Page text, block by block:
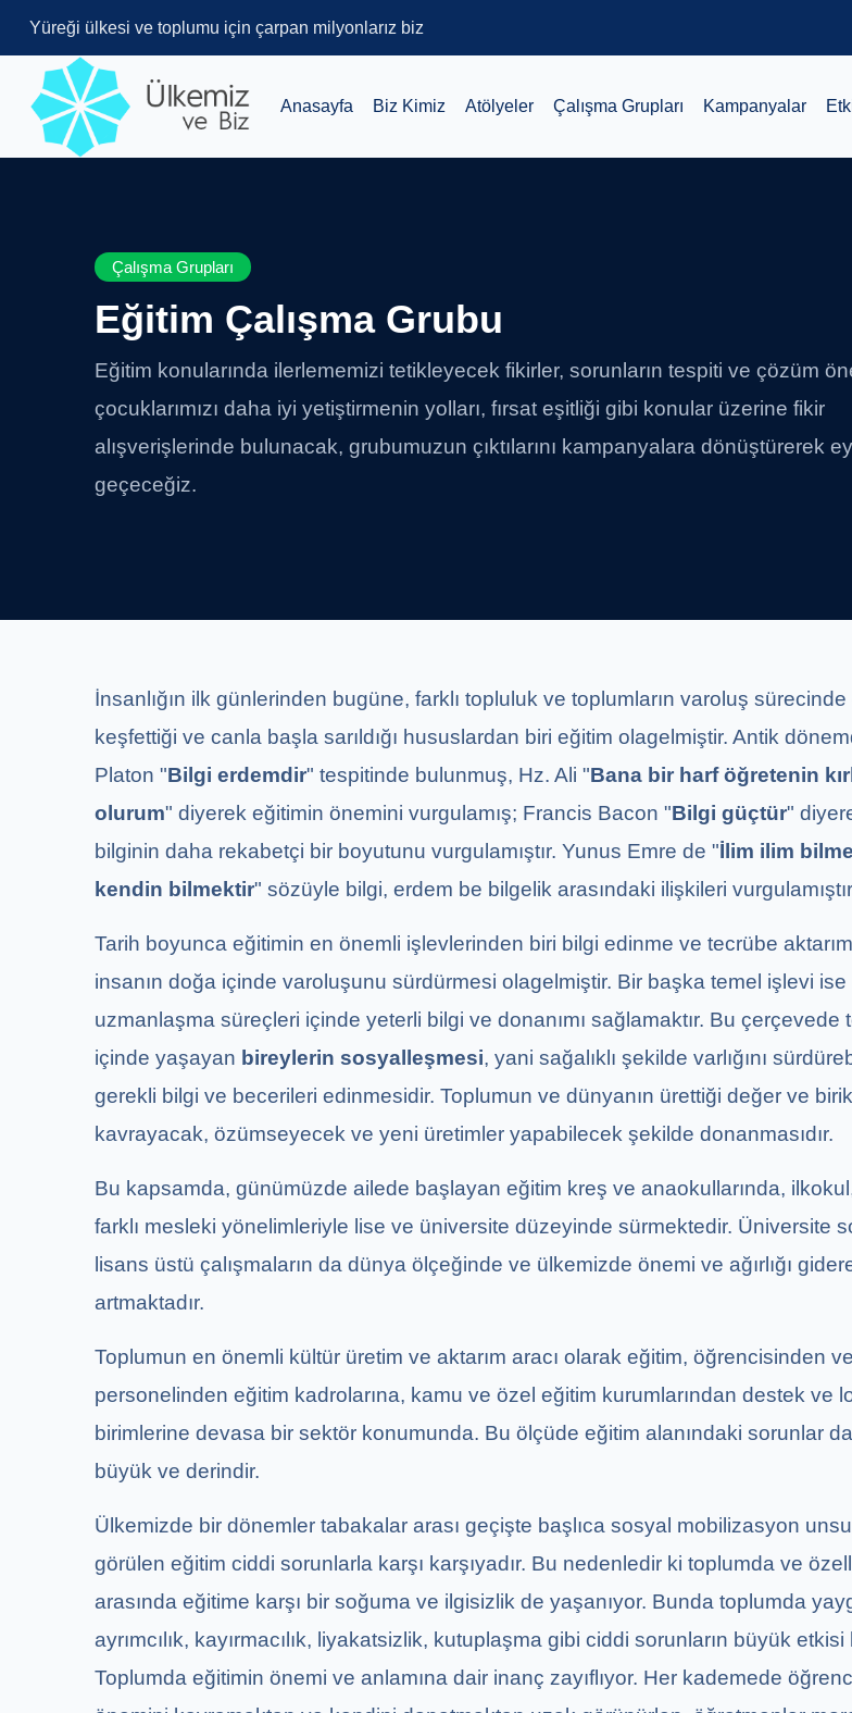
Yüreği ülkesi ve toplumu için çarpan milyonlarız biz
Anasayfa Biz Kimiz Atölyeler Çalışma Grupları Kampanyalar
Çalışma Grupları
Eğitim Çalışma Grubu
Eğitim konularında ilerlememizi tetikleyecek fikirler, sorunların tespiti ve çözüm
çocuklarımızı daha iyi yetiştirmenin yolları, fırsat eşitliği gibi konular üzerine fikir
alışverişlerinde bulunacak, grubumuzun çıktılarını kampanyalara dönüştürerek
geçeceğiz.
İnsanlığın ilk günlerinden bugüne, farklı topluluk ve toplumların varoluş
keşfettiği ve canla başla sarıldığı hususlardan biri eğitim olagelmiştir. Antik
Platon "Bilgi erdemdir" tespitinde bulunmuş, Hz. Ali "Bana bir harf öğretenin
olurum" diyerek eğitimin önemini vurgulamış; Francis Bacon "Bilgi güçtür"
bilginin daha rekabetçi bir boyutunu vurgulamıştır. Yunus Emre de "İlim ilim
kendin bilmektir" sözüyle bilgi, erdem be bilgelik arasındaki ilişkileri
Tarih boyunca eğitimin en önemli işlevlerinden biri bilgi edinme ve tecrübe
insanın doğa içinde varoluşunu sürdürmesi olagelmiştir. Bir başka temel işlevi ise
uzmanlaşma süreçleri içinde yeterli bilgi ve donanımı sağlamaktır. Bu çerçevede
içinde yaşayan bireylerin sosyalleşmesi, yani sağalıklı şekilde varlığını
gerekli bilgi ve becerileri edinmesidir. Toplumun ve dünyanın ürettiği değer ve
kavrayacak, özümseyecek ve yeni üretimler yapabilecek şekilde donanmasıdır.
Bu kapsamda, günümüzde ailede başlayan eğitim kreş ve anaokullarında,
farklı mesleki yönelimleriyle lise ve üniversite düzeyinde sürmektedir. Üniversite
lisans üstü çalışmaların da dünya ölçeğinde ve ülkemizde önemi ve ağırlığı
artmaktadır.
Toplumun en önemli kültür üretim ve aktarım aracı olarak eğitim, öğrencisinden
personelinden eğitim kadrolarına, kamu ve özel eğitim kurumlarından destek ve
birimlerine devasa bir sektör konumunda. Bu ölçüde eğitim alanındaki sorunlar
büyük ve derindir.
Ülkemizde bir dönemler tabakalar arası geçişte başlıca sosyal mobilizasyon
görülen eğitim ciddi sorunlarla karşı karşıyadır. Bu nedenledir ki toplumda ve
arasında eğitime karşı bir soğuma ve ilgisizlik de yaşanıyor. Bunda toplumda
ayrımcılık, kayırmacılık, liyakatsizlik, kutuplaşma gibi ciddi sorunların büyük
Toplumda eğitimin önemi ve anlamına dair inanç zayıflıyor. Her kademede